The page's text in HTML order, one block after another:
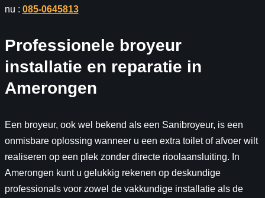
nu : 085-0645813
Professionele broyeur
installatie en reparatie in
Amerongen
Een broyeur, ook wel bekend als een Sanibroyeur, is een
onmisbare oplossing wanneer u een extra toilet of afvoer wilt
realiseren op een plek zonder directe rioolaansluiting. In
Amerongen kunt u gelukkig rekenen op deskundige
professionals voor zowel de vakkundige installatie als de